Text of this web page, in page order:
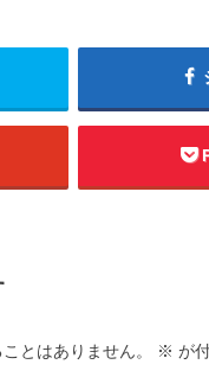
とはありません。 ※ が